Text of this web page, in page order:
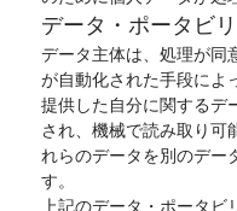
データ・ポータビ
データ主体は、処理が同
が自動化された手段によ
提供した自分に関するデ
され、機械で読み取り可
れらのデータを別のデー
す。
上記のデータ・ポータ